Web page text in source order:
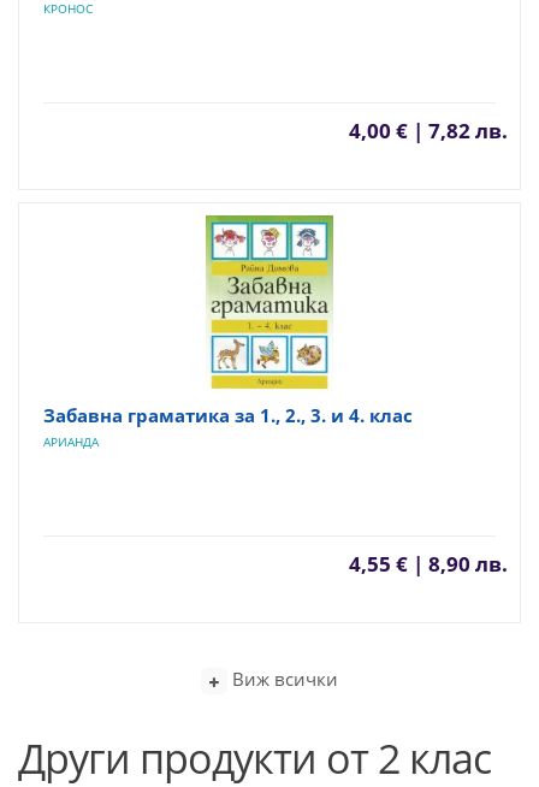
КРОНОС
4,00 € | 7,82 лв.
Забавна граматика за 1., 2., 3. и 4. клас
АРИАНДА
4,55 € | 8,90 лв.
Виж всички
Други продукти от 2 клас